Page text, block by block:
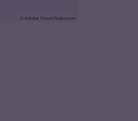
© Adobe Stock/Sdecoret